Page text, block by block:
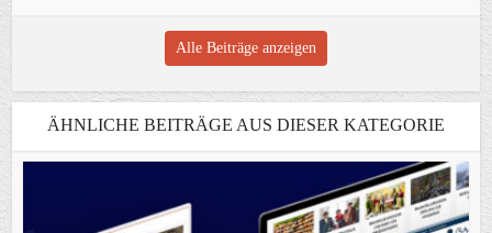
Alle Beiträge anzeigen
ÄHNLICHE BEITRÄGE AUS DIESER KATEGORIE